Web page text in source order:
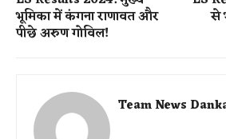
भूमिका में कंगना राणावत और
पीछे अरुण गोविल!
से
Team News